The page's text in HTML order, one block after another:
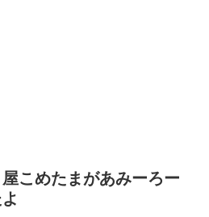
屋こめたまがあみーろー